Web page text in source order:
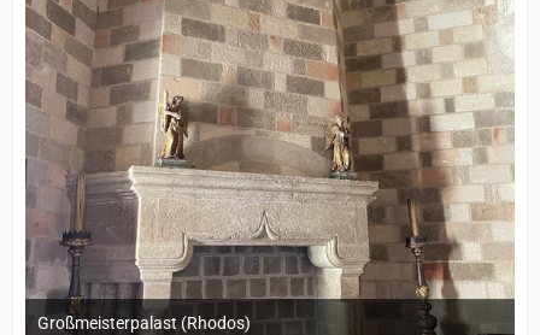
Großmeisterpalast (Rhodos)